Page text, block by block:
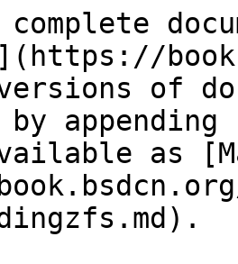
versions of
as